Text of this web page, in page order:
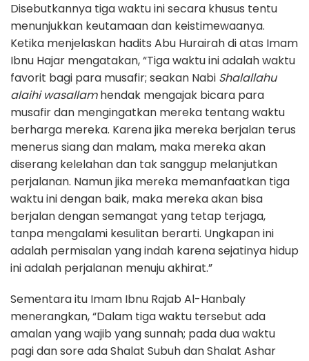
Disebutkannya tiga waktu ini secara khusus tentu
menunjukkan keutamaan dan keistimewaanya.
Ketika menjelaskan hadits Abu Hurairah di atas Imam
Ibnu Hajar mengatakan, “Tiga waktu ini adalah waktu
favorit bagi para musafir; seakan Nabi Shalallahu
alaihi wasallamhendak mengajak bicara para
musafir dan mengingatkan mereka tentang waktu
berharga mereka. Karena jika mereka berjalan terus
menerus siang dan malam, maka mereka akan
diserang kelelahan dan tak sanggup melanjutkan
perjalanan. Namun jika mereka memanfaatkan tiga
waktu ini dengan baik, maka mereka akan bisa
berjalan dengan semangat yang tetap terjaga,
tanpa mengalami kesulitan berarti. Ungkapan ini
adalah permisalan yang indah karena sejatinya hidup
ini adalah perjalanan menuju akhirat.”
Sementara itu Imam Ibnu Rajab Al-Hanbaly
menerangkan, “Dalam tiga waktu tersebut ada
amalan yang wajib yang sunnah; pada dua waktu
pagi dan sore ada Shalat Subuh dan Shalat Ashar